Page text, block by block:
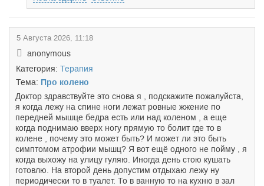
5 Августа 2026, 11:18
anonymous
Категория: Терапия
Тема: Про колено
Доктор здравствуйте это снова я , подскажите пожалуйста,
я когда лежу на спине ноги лежат ровные жжение по
передней мышце бедра есть или над коленом , а еще
когда поднимаю вверх ногу прямую то болит где то в
колене , почему это может быть? И может ли это быть
симптомом атрофии мышц? Я вот ещё одного не пойму , я
когда выхожу на улицу гуляю. Иногда день стою кушать
готовлю. На второй день допустим отдыхаю лежу ну
периодически то в туалет. То в ванную то на кухню в зал